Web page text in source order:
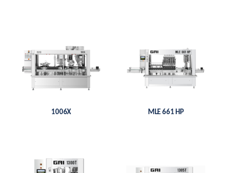
1006X MLE 661 HP